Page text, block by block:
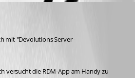
mit "Devolutions Server -
versucht die RDM-App am Handy zu